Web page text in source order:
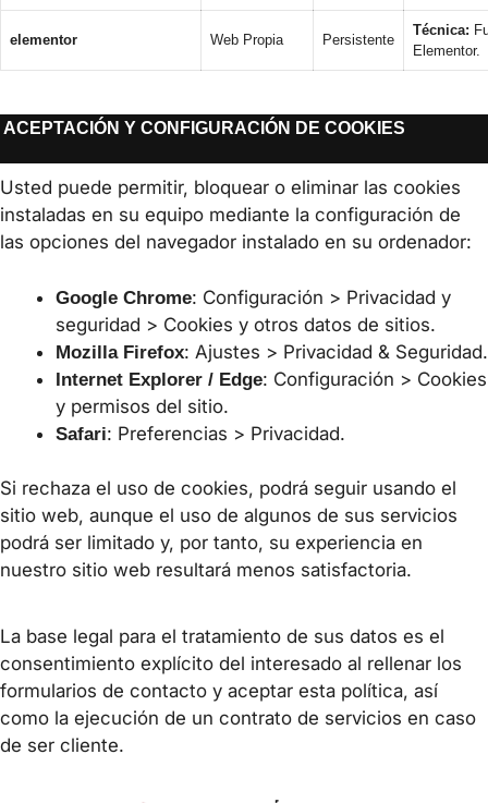
elementor Web Propia Persistente
Técnica:
Elementor.
ACEPTACIÓN Y CONFIGURACIÓN DE COOKIES
Usted puede permitir, bloquear o eliminar las cookies
instaladas en su equipo mediante la configuración de
las opciones del navegador instalado en su ordenador:
Google Chrome: Configuración > Privacidad y
seguridad > Cookies y otros datos de sitios.
Mozilla Firefox: Ajustes > Privacidad & Seguridad.
Internet Explorer / Edge: Configuración > Cookies
y permisos del sitio.
Safari: Preferencias > Privacidad.
Si rechaza el uso de cookies, podrá seguir usando el
sitio web, aunque el uso de algunos de sus servicios
podrá ser limitado y, por tanto, su experiencia en
nuestro sitio web resultará menos satisfactoria.
La base legal para el tratamiento de sus datos es el
consentimiento explícito del interesado al rellenar los
formularios de contacto y aceptar esta política, así
como la ejecución de un contrato de servicios en caso
de ser cliente.